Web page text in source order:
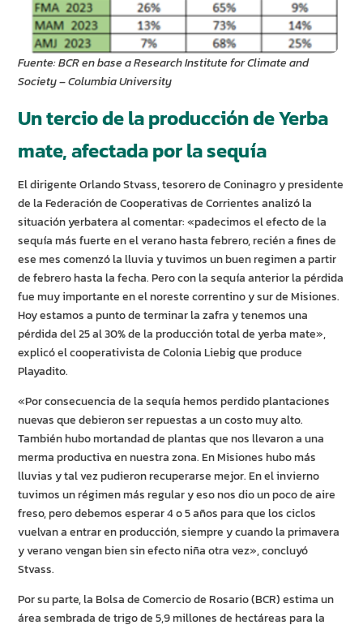
Fuente: BCR en base a Research Institute for Climate and
Society – Columbia University
Un tercio de la producción de Yerba
mate, afectada por la sequía
El dirigente Orlando Stvass, tesorero de Coninagro y presidente
de la Federación de Cooperativas de Corrientes analizó la
situación yerbatera al comentar: «padecimos el efecto de la
sequía más fuerte en el verano hasta febrero, recién a fines de
ese mes comenzó la lluvia y tuvimos un buen regimen a partir
de febrero hasta la fecha. Pero con la sequía anterior la pérdida
fue muy importante en el noreste correntino y sur de Misiones.
Hoy estamos a punto de terminar la zafra y tenemos una
pérdida del 25 al 30% de la producción total de yerba mate»,
explicó el cooperativista de Colonia Liebig que produce
Playadito.
«Por consecuencia de la sequía hemos perdido plantaciones
nuevas que debieron ser repuestas a un costo muy alto.
También hubo mortandad de plantas que nos llevaron a una
merma productiva en nuestra zona. En Misiones hubo más
lluvias y tal vez pudieron recuperarse mejor. En el invierno
tuvimos un régimen más regular y eso nos dio un poco de aire
freso, pero debemos esperar 4 o 5 años para que los ciclos
vuelvan a entrar en producción, siempre y cuando la primavera
y verano vengan bien sin efecto niña otra vez», concluyó
Stvass.
Por su parte, la Bolsa de Comercio de Rosario (BCR) estima un
área sembrada de trigo de 5,9 millones de hectáreas para la